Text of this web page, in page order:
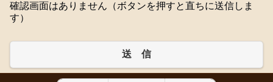
確認画面はありません（ボタンを押すと直ちに送信しま
す）
送 信